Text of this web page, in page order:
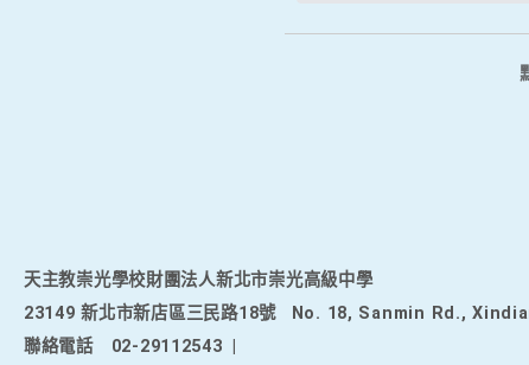
天主教崇光學校財團法人新北市崇光高級中學
23149 新北市新店區三民路18號
No. 18, Sanmin Rd.,
聯絡電話
02-29112543